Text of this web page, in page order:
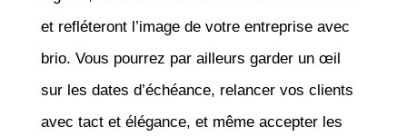
et refléteront l’image de votre entreprise avec
brio. Vous pourrez par ailleurs garder un œil
sur les dates d’échéance, relancer vos clients
avec tact et élégance, et même accepter les